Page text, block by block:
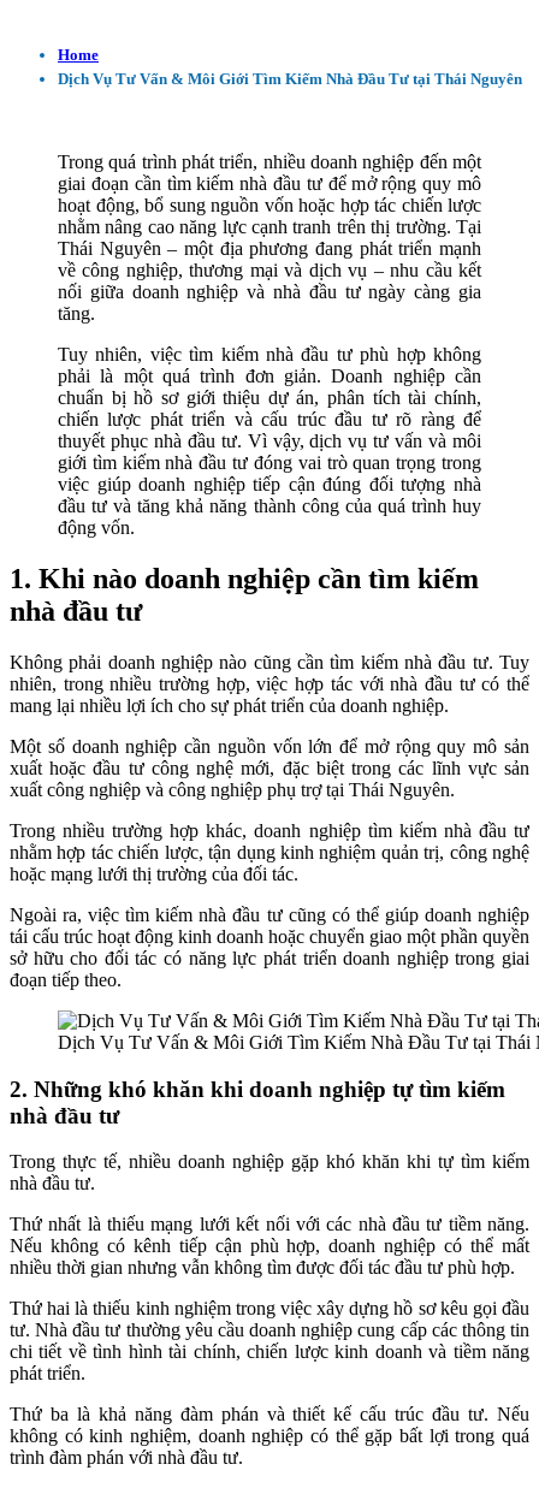
Home
Dịch Vụ Tư Vấn & Môi Giới Tìm Kiếm Nhà Đầu Tư tại Thái Nguyên
Trong quá trình phát triển, nhiều doanh nghiệp đến một
giai đoạn cần tìm kiếm nhà đầu tư để mở rộng quy mô
hoạt động, bổ sung nguồn vốn hoặc hợp tác chiến lược
nhằm nâng cao năng lực cạnh tranh trên thị trường. Tại
Thái Nguyên – một địa phương đang phát triển mạnh
về công nghiệp, thương mại và dịch vụ – nhu cầu kết
nối giữa doanh nghiệp và nhà đầu tư ngày càng gia
tăng.
Tuy nhiên, việc tìm kiếm nhà đầu tư phù hợp không
phải là một quá trình đơn giản. Doanh nghiệp cần
chuẩn bị hồ sơ giới thiệu dự án, phân tích tài chính,
chiến lược phát triển và cấu trúc đầu tư rõ ràng để
thuyết phục nhà đầu tư. Vì vậy, dịch vụ tư vấn và môi
giới tìm kiếm nhà đầu tư đóng vai trò quan trọng trong
việc giúp doanh nghiệp tiếp cận đúng đối tượng nhà
đầu tư và tăng khả năng thành công của quá trình huy
động vốn.
1. Khi nào doanh nghiệp cần tìm kiếm
nhà đầu tư
Không phải doanh nghiệp nào cũng cần tìm kiếm nhà đầu tư. Tuy
nhiên, trong nhiều trường hợp, việc hợp tác với nhà đầu tư có thể
mang lại nhiều lợi ích cho sự phát triển của doanh nghiệp.
Một số doanh nghiệp cần nguồn vốn lớn để mở rộng quy mô sản
xuất hoặc đầu tư công nghệ mới, đặc biệt trong các lĩnh vực sản
xuất công nghiệp và công nghiệp phụ trợ tại Thái Nguyên.
Trong nhiều trường hợp khác, doanh nghiệp tìm kiếm nhà đầu tư
nhằm hợp tác chiến lược, tận dụng kinh nghiệm quản trị, công nghệ
hoặc mạng lưới thị trường của đối tác.
Ngoài ra, việc tìm kiếm nhà đầu tư cũng có thể giúp doanh nghiệp
tái cấu trúc hoạt động kinh doanh hoặc chuyển giao một phần quyền
sở hữu cho đối tác có năng lực phát triển doanh nghiệp trong giai
đoạn tiếp theo.
Dịch Vụ Tư Vấn & Môi Giới Tìm Kiếm Nhà Đầu Tư tại Thái
2. Những khó khăn khi doanh nghiệp tự tìm kiếm
nhà đầu tư
Trong thực tế, nhiều doanh nghiệp gặp khó khăn khi tự tìm kiếm
nhà đầu tư.
Thứ nhất là thiếu mạng lưới kết nối với các nhà đầu tư tiềm năng.
Nếu không có kênh tiếp cận phù hợp, doanh nghiệp có thể mất
nhiều thời gian nhưng vẫn không tìm được đối tác đầu tư phù hợp.
Thứ hai là thiếu kinh nghiệm trong việc xây dựng hồ sơ kêu gọi đầu
tư. Nhà đầu tư thường yêu cầu doanh nghiệp cung cấp các thông tin
chi tiết về tình hình tài chính, chiến lược kinh doanh và tiềm năng
phát triển.
Thứ ba là khả năng đàm phán và thiết kế cấu trúc đầu tư. Nếu
không có kinh nghiệm, doanh nghiệp có thể gặp bất lợi trong quá
trình đàm phán với nhà đầu tư.